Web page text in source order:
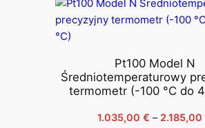
Pt100 Model N
Średniotemperaturowy
termometr (-100 °C do
1.035,00 € – 2.185,00